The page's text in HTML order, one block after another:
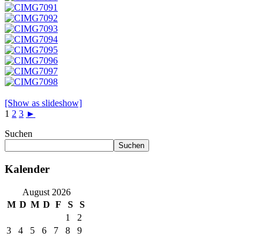
[Show as slideshow]
1 2 3 ►
Suchen
Suchen
Kalender
August 2026
M D M D F S
S
1
2
3
4 5 6 7 8
9